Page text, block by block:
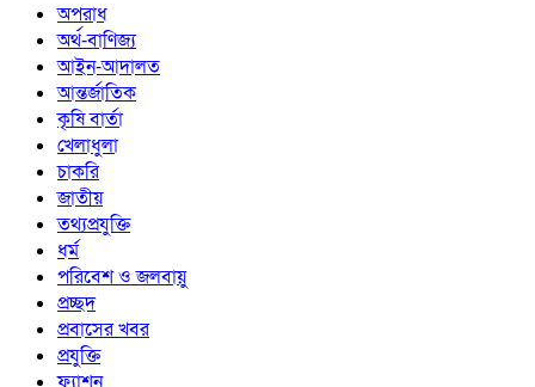
অপরাধ
অর্থ-বাণিজ্য
আইন-আদালত
আন্তর্জাতিক
কৃষি বার্তা
খেলাধুলা
চাকরি
জাতীয়
তথ্যপ্রযুক্তি
ধর্ম
পরিবেশ ও জলবায়ু
প্রচ্ছদ
প্রবাসের খবর
প্রযুক্তি